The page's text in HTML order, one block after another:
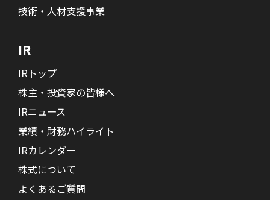
技術・人材支援事業
IR
IRトップ
株主・投資家の皆様へ
IRニュース
業績・財務ハイライト
IRカレンダー
株式について
よくあるご質問